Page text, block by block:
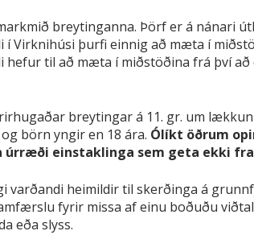
breytinganna. Þörf er á nánari
í Virknihúsi þurfi einnig að mæta í
hefur til að mæta í miðstöðina frá því
breytingar á 11. gr. um
börn yngir en 18 ára. Ólíkt öðrum
einstaklinga sem geta ekki
varðandi heimildir til skerðinga á
fyrir missa af einu boðuðu
eða slyss.